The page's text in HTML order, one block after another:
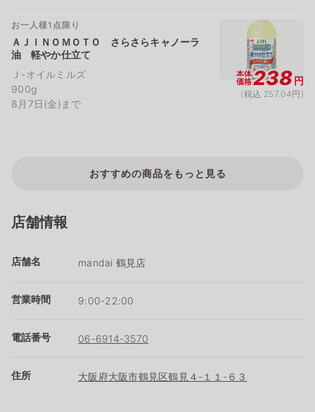
お一人様1点限り
ＡＪＩＮＯＭＯＴＯ さらさらキャノーラ
油 軽やか仕立て
Ｊ-オイルミルズ
900g
8月7日(金)まで
本体
価格238円
(税込 257.04円)
おすすめの商品をもっと見る
店舗情報
店舗名 mandai 鶴見店
営業時間 9:00-22:00
電話番号 06-6914-3570
住所 大阪府大阪市鶴見区鶴見４-１１-６３